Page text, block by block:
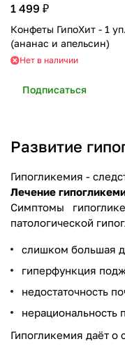
1 499 ₽
Конфеты ГипоХит - 1
(ананас и апельсин)
Нет в наличии
Подписаться
Развитие
Гипогликемия -
Лечение
Симптомы
патологической
слишком большая
гиперфункция
недостаточность
нерациональность
Гипогликемия даёт